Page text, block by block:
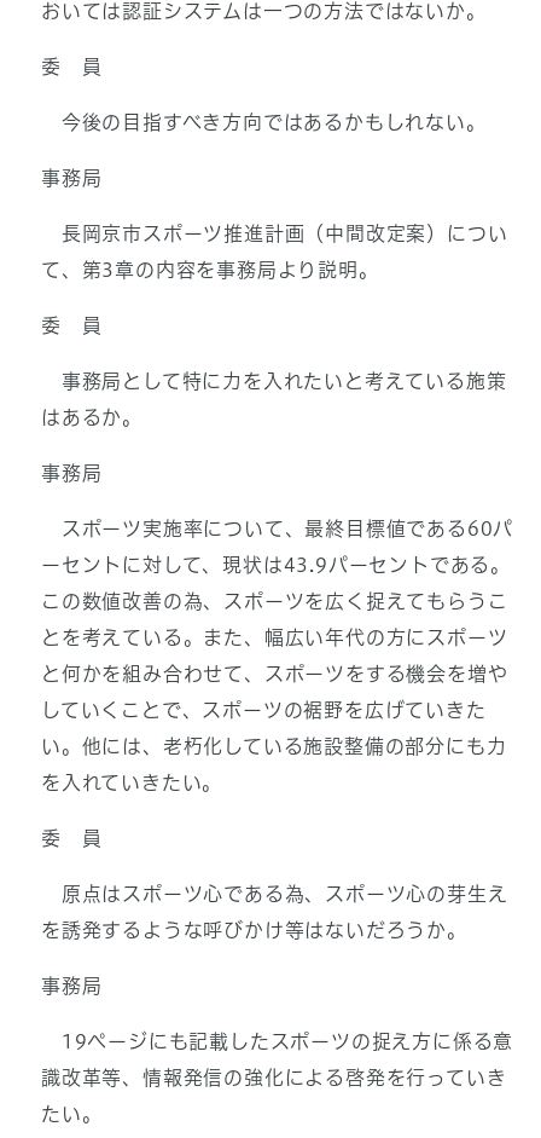
おいては認証システムは一つの方法ではないか。
委 員
今後の目指すべき方向ではあるかもしれない。
事務局
長岡京市スポーツ推進計画（中間改定案）につい
て、第3章の内容を事務局より説明。
委 員
事務局として特に力を入れたいと考えている施策
はあるか。
事務局
スポーツ実施率について、最終目標値である60パ
ーセントに対して、現状は43.9パーセントである。
この数値改善の為、スポーツを広く捉えてもらうこ
とを考えている。また、幅広い年代の方にスポーツ
と何かを組み合わせて、スポーツをする機会を増や
していくことで、スポーツの裾野を広げていきた
い。他には、老朽化している施設整備の部分にも力
を入れていきたい。
委 員
原点はスポーツ心である為、スポーツ心の芽生え
を誘発するような呼びかけ等はないだろうか。
事務局
19ページにも記載したスポーツの捉え方に係る意
識改革等、情報発信の強化による啓発を行っていき
たい。